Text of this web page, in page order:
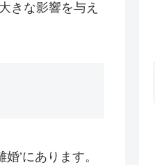
きな影響を与え
’にあります。